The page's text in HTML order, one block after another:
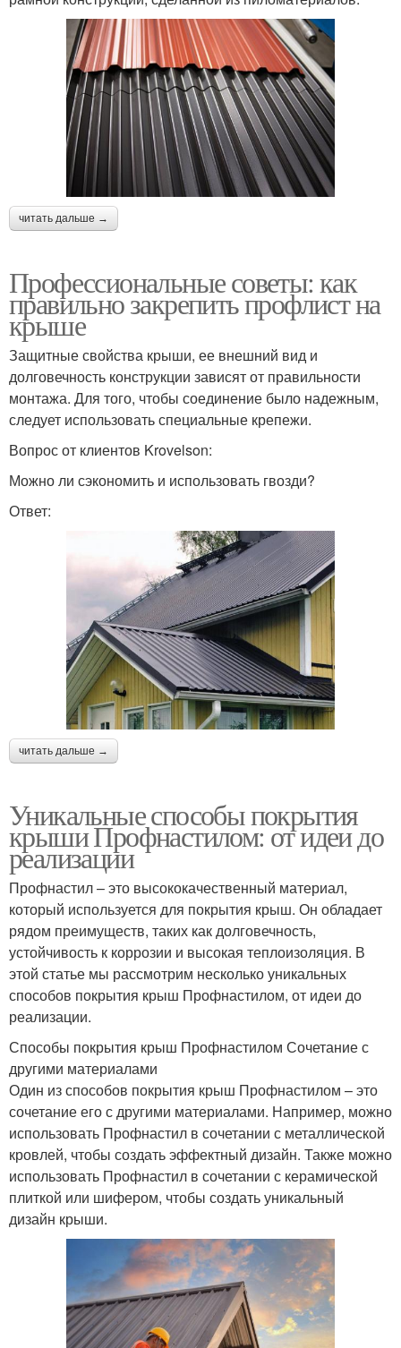
читать дальше →
Профессиональные советы: как
правильно закрепить профлист на
крыше
Защитные свойства крыши, ее внешний вид и
долговечность конструкции зависят от правильности
монтажа. Для того, чтобы соединение было надежным,
следует использовать специальные крепежи.
Вопрос от клиентов Krovelson:
Можно ли сэкономить и использовать гвозди?
Ответ:
читать дальше →
Уникальные способы покрытия
крыши Профнастилом: от идеи до
реализации
Профнастил – это высококачественный материал,
который используется для покрытия крыш. Он обладает
рядом преимуществ, таких как долговечность,
устойчивость к коррозии и высокая теплоизоляция. В
этой статье мы рассмотрим несколько уникальных
способов покрытия крыш Профнастилом, от идеи до
реализации.
Способы покрытия крыш Профнастилом Сочетание с
другими материалами
Один из способов покрытия крыш Профнастилом – это
сочетание его с другими материалами. Например, можно
использовать Профнастил в сочетании с металлической
кровлей, чтобы создать эффектный дизайн. Также можно
использовать Профнастил в сочетании с керамической
плиткой или шифером, чтобы создать уникальный
дизайн крыши.